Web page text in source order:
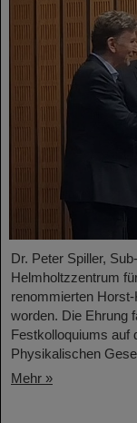
Dr. Peter Spiller,
Helmholtzzentrum
renommierten
worden. Die Ehrung
Festkolloquiums auf
Physikalischen
Mehr »